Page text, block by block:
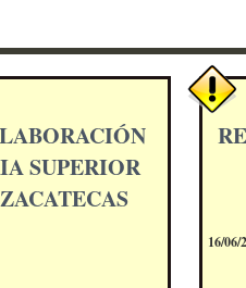
SUPERIOR
16/06/